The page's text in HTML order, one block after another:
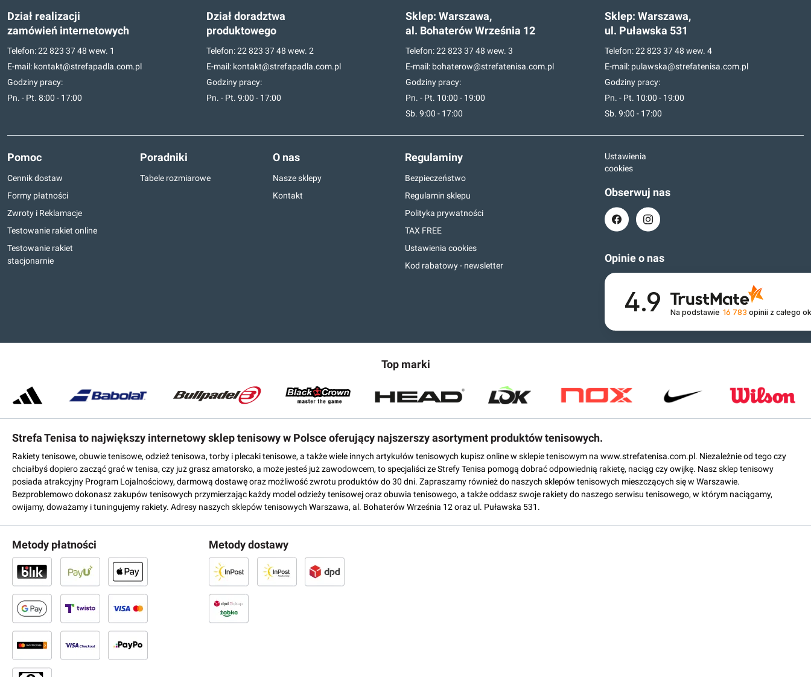
Dział realizacji
zamówień internetowych
Telefon:22 823 37 48 wew. 1
E-mail: kontakt@strefapadla.com.pl
Godziny pracy:
Pn. - Pt. 8:00 - 17:00
Dział doradztwa
produktowego
Telefon:22 823 37 48 wew. 2
E-mail: kontakt@strefapadla.com.pl
Godziny pracy:
Pn. - Pt. 9:00 - 17:00
Sklep: Warszawa,
al. Bohaterów Września 12
Telefon:22 823 37 48 wew. 3
E-mail: bohaterow@strefatenisa.com.pl
Godziny pracy:
Pn. - Pt. 10:00 - 19:00
Sb. 9:00 - 17:00
Sklep: Warszawa,
ul. Puławska 531
Telefon:22 823 37 48 wew. 4
E-mail: pulawska@strefatenisa.com.pl
Godziny pracy:
Pn. - Pt. 10:00 - 19:00
Sb. 9:00 - 17:00
Pomoc
Cennik dostaw
Formy płatności
Zwroty i Reklamacje
Testowanie rakiet online
Testowanie rakiet
stacjonarnie
Poradniki
Tabele rozmiarowe
O nas
Nasze sklepy
Kontakt
Regulaminy
Bezpieczeństwo
Regulamin sklepu
Polityka prywatności
TAX FREE
Ustawienia cookies
Kod rabatowy - newsletter
Ustawienia
cookies
Obserwuj nas
Opinie o nas
4.9 Na podstawie 16 783 opinii z całego
Top marki
Strefa Tenisa to największy internetowy sklep tenisowy w Polsce oferujący najszerszy asortyment produktów tenisowych.
Rakiety tenisowe, obuwie tenisowe, odzież tenisowa, torby i plecaki tenisowe, a także wiele innych artykułów tenisowych kupisz online w sklepie tenisowym na www.strefatenisa.com.pl. Niezależnie od tego czy
chciałbyś dopiero zacząć grać w tenisa, czy już grasz amatorsko, a może jesteś już zawodowcem, to specjaliści ze Strefy Tenisa pomogą dobrać odpowiednią rakietę, naciąg czy owijkę. Nasz sklep tenisowy
posiada atrakcyjny Program Lojalnościowy, darmową dostawę oraz możliwość zwrotu produktów do 30 dni. Zapraszamy również do naszych sklepów tenisowych mieszczących się w Warszawie.
Bezproblemowo dokonasz zakupów tenisowych przymierzając każdy model odzieży tenisowej oraz obuwia tenisowego, a także oddasz swoje rakiety do naszego serwisu tenisowego, w którym naciągamy,
owijamy, doważamy i tuningujemy rakiety. Adresy naszych sklepów tenisowych Warszawa, al. Bohaterów Września 12 oraz ul. Puławska 531.
Metody płatności Metody dostawy